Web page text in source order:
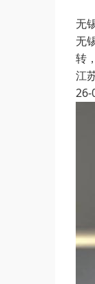
无
无
转
江
26-